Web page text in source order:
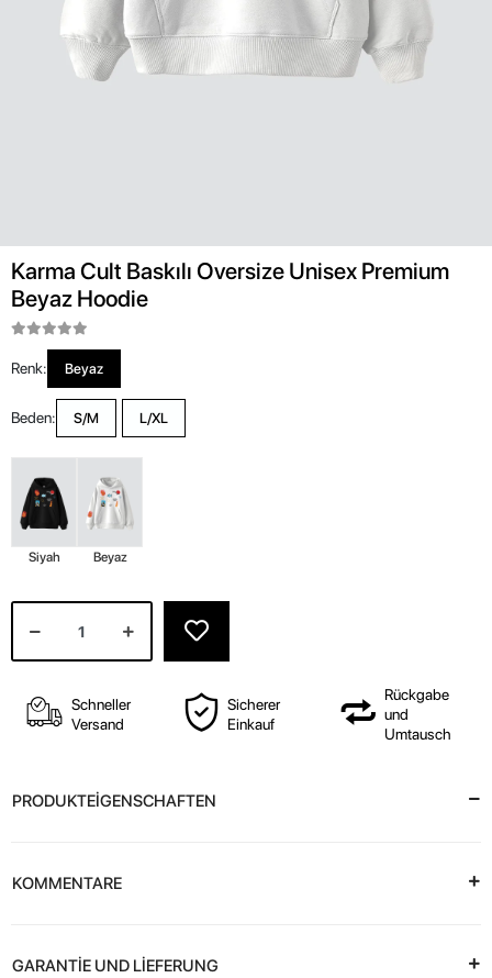
Karma Cult Baskılı Oversize Unisex Premium
Beyaz Hoodie
Renk: Beyaz
Beden: S/M L/XL
Siyah Beyaz
Schneller
Versand
Sicherer
Einkauf
Rückgabe
und
Umtausch
PRODUKTEİGENSCHAFTEN
KOMMENTARE
GARANTİE UND LİEFERUNG